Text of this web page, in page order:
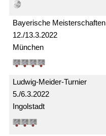
12./13.3.2022
Bayerische Meister­schaften
München
5./6.3.2022
Ludwig-Meider-Turnier
Ingolstadt